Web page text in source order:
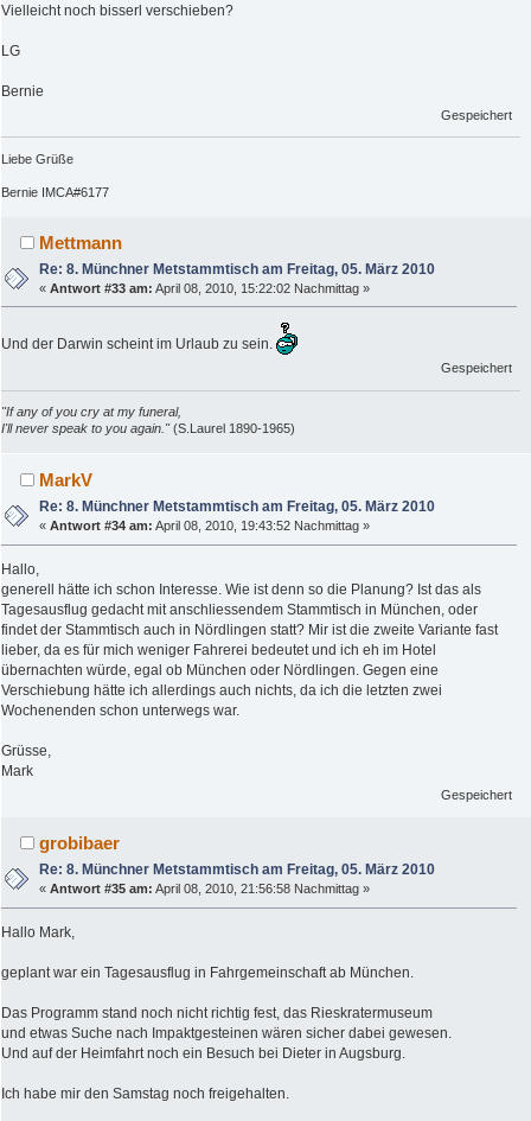
Vielleicht noch bisserl verschieben?
LG
Bernie
Gespeichert
Liebe Grüße
Bernie IMCA#6177
Mettmann
Re: 8. Münchner Metstammtisch am Freitag, 05. März 2010
«Antwort #33 am: April 08, 2010, 15:22:02 Nachmittag »
Und der Darwin scheint im Urlaub zu sein.
Gespeichert
"If any of you cry at my funeral,
I'll never speak to you again."(S.Laurel 1890-1965)
MarkV
Re: 8. Münchner Metstammtisch am Freitag, 05. März 2010
«Antwort #34 am: April 08, 2010, 19:43:52 Nachmittag »
Hallo,
generell hätte ich schon Interesse. Wie ist denn so die Planung? Ist das als
Tagesausflug gedacht mit anschliessendem Stammtisch in München, oder
findet der Stammtisch auch in Nördlingen statt? Mir ist die zweite Variante fast
lieber, da es für mich weniger Fahrerei bedeutet und ich eh im Hotel
übernachten würde, egal ob München oder Nördlingen. Gegen eine
Verschiebung hätte ich allerdings auch nichts, da ich die letzten zwei
Wochenenden schon unterwegs war.
Grüsse,
Mark
Gespeichert
grobibaer
Re: 8. Münchner Metstammtisch am Freitag, 05. März 2010
«Antwort #35 am: April 08, 2010, 21:56:58 Nachmittag »
Hallo Mark,
geplant war ein Tagesausflug in Fahrgemeinschaft ab München.
Das Programm stand noch nicht richtig fest, das Rieskratermuseum
und etwas Suche nach Impaktgesteinen wären sicher dabei gewesen.
Und auf der Heimfahrt noch ein Besuch bei Dieter in Augsburg.
Ich habe mir den Samstag noch freigehalten.